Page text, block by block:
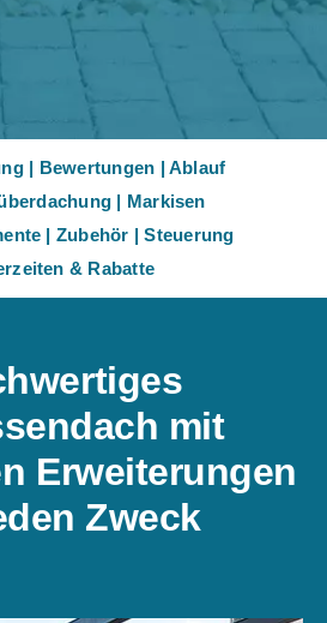
| Bewertungen |Ablauf
| Markisen
| Zubehör |Steuerung
& Rabatte
mit
Erweiterungen
Zweck